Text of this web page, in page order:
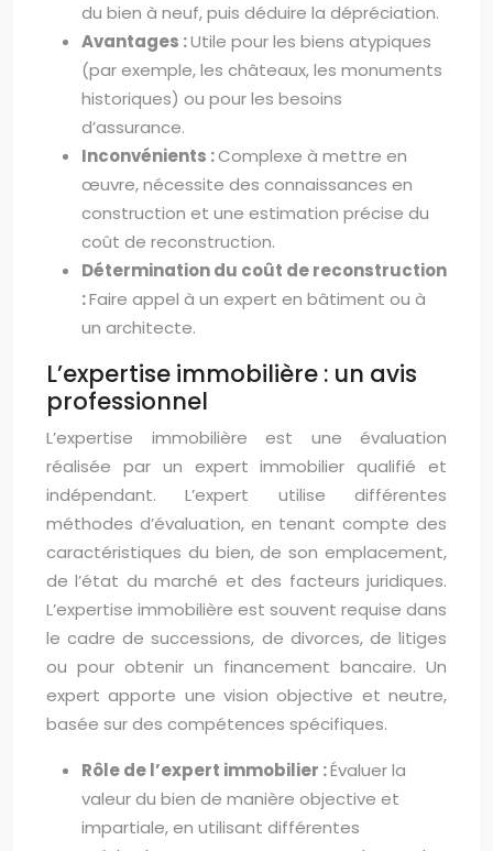
du bien à neuf, puis déduire la dépréciation.
Avantages :Utile pour les biens atypiques
(par exemple, les châteaux, les monuments
historiques) ou pour les besoins
d’assurance.
Inconvénients :Complexe à mettre en
œuvre, nécessite des connaissances en
construction et une estimation précise du
coût de reconstruction.
Détermination du coût de reconstruction
:Faire appel à un expert en bâtiment ou à
un architecte.
L’expertise immobilière : un avis
professionnel
L’expertise immobilière est une évaluation
réalisée par un expert immobilier qualifié et
indépendant. L’expert utilise différentes
méthodes d’évaluation, en tenant compte des
caractéristiques du bien, de son emplacement,
de l’état du marché et des facteurs juridiques.
L’expertise immobilière est souvent requise dans
le cadre de successions, de divorces, de litiges
ou pour obtenir un financement bancaire. Un
expert apporte une vision objective et neutre,
basée sur des compétences spécifiques.
Rôle de l’expert immobilier :Évaluer la
valeur du bien de manière objective et
impartiale, en utilisant différentes